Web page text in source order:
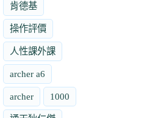
肯德基
操作評價
人性課外課
archer a6
archer 1000